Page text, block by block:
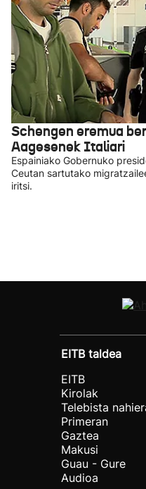
Schengen eremua
Aagesenek Italiari
Espainiako Gobernuko
Ceutan sartutako
iritsi.
EITB taldea
EITB
Kirolak
Telebista
Primeran
Gaztea
Makusi
Guau - Gure
Audioa